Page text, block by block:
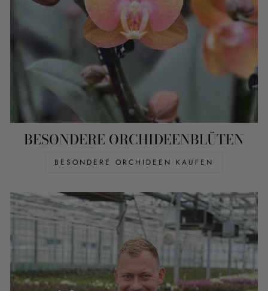
BESONDERE ORCHIDEENBLÜTEN
BESONDERE ORCHIDEEN KAUFEN